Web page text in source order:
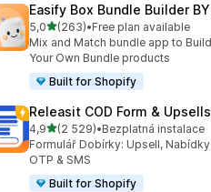
Easify Box Bundle Builder
5,0z 5 hvězd
(263)
Celkový počet recenzí: 263
•Free plan available
Mix and Match bundle app to Build
Your Own Bundle products
Built for Shopify
Releasit COD Form & Upsells
4,9z 5 hvězd
(2 529)
Celkový počet recenzí: 2529
•Bezplatná instalace
Formulář Dobírky: Upsell,
OTP & SMS
Built for Shopify